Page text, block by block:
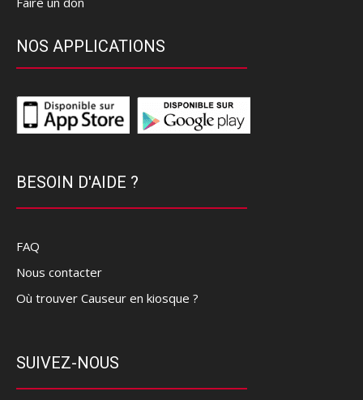
NOS APPLICATIONS
BESOIN D'AIDE ?
FAQ
Nous contacter
Où trouver Causeur en kiosque ?
SUIVEZ-NOUS